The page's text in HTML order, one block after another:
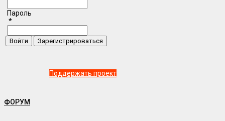
Пароль
*
Поддержать проект
ФОРУМ